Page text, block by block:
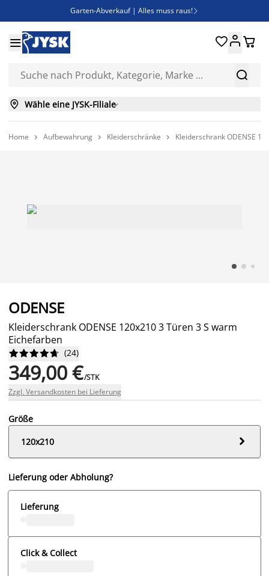
Garten-Abverkauf | Alles muss raus! 
Bist du Unternehmer? Entdecke JYSK-B2B
Esszimmerstuhl ADSLEV um nur 40€


 
 Wähle eine JYSK-Filiale
Home  Aufbewahrung  Kleiderschränke  Kleiderschrank ODENSE
ODENSE
Kleiderschrank ODENSE 120x210 3 Türen 3 S warm
Eichefarben





 (24)
349,00 €/STK
Zzgl. Versandkosten bei Lieferung
Größe
120x210

Lieferung oder Abholung?
Lieferung
Click & Collect